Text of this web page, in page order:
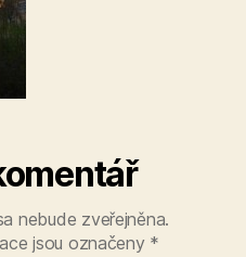
nebude zveřejněna.
jsou označeny *